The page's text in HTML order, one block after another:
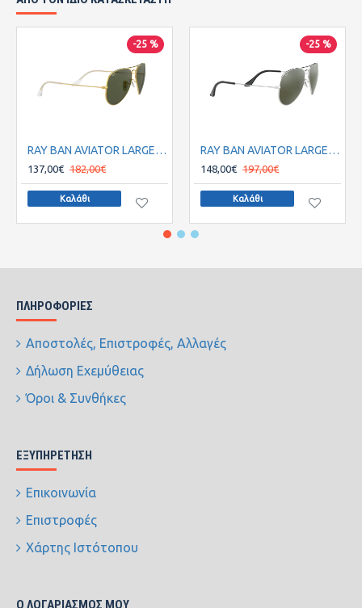
-25 %
RAY BAN AVIATOR LARGE METAL RB3025/L0205 58
137,00€ 182,00€
Καλάθι
-25 %
RAY BAN AVIATOR LARGE METAL RB3025/W3277 58
148,00€ 197,00€
Καλάθι
ΠΛΗΡΟΦΟΡΊΕΣ
Αποστολές, Επιστροφές, Αλλαγές
Δήλωση Εχεμύθειας
Όροι & Συνθήκες
ΕΞΥΠΗΡΈΤΗΣΗ
Επικοινωνία
Επιστροφές
Χάρτης Ιστότοπου
Ο ΛΟΓΑΡΙΑΣΜΌΣ ΜΟΥ